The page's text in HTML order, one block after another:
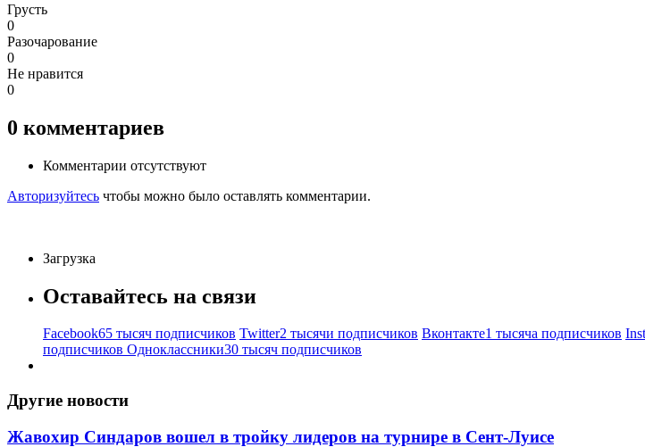
Грусть
0
Разочарование
0
Не нравится
0
0 комментариев
Комментарии отсутствуют
Авторизуйтесь чтобы можно было оставлять комментарии.
Загрузка
Оставайтесь на связи
Facebook65 тысяч подписчиков Twitter2 тысячи подписчиков Вконтакте1 тысяча подписчиков
подписчиков Одноклассники30 тысяч подписчиков
Другие новости
Жавохир Синдаров вошел в тройку лидеров на турнире в Сент-Луисе